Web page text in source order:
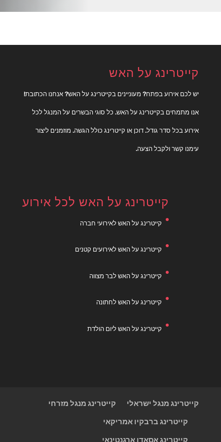
קייטרינג על האש
יש לכם אירוע בפתח? מעוניינים בקייטרינג על האש? אנחנו הכתובת!
אנו מתמחים בקייטרינג על האש. כל סוגי הבשרים על המנגל לכל
אירוע בכל סדר גודל. דוכן או קייטרינג כולל הגשה. מוזמנים ליצור
עימנו קשר ולקבל הצעה.
קייטרינג על האש לכל אירוע
קייטרינג על האש לאירועי חברה
קייטרינג על האש לאירועים קטנים
קייטרינג על האש לבר מצווה
קייטרינג על האש לחתונה
קייטרינג על האש ליום הולדת
קייטרינג מנגל ישראלי קייטרינג מנגל מזרחי
קייטרינג ברבקיו אמריקאי